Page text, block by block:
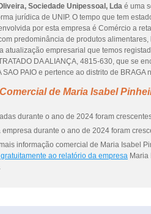
Sociedade Unipessoal, Lda é uma
jurídica de UNIP. O tempo que tem
por esta empresa é Comércio a
predominância de produtos
atualização empresarial que temos
DA ALIANÇA, 4815-630, que se
SAO PAIO e pertence ao distrito de BRAGA
de Maria Isabel
durante o ano de 2024 foram
empresa durante o ano de 2024 foram
informação comercial de Maria Isabel
ao relatório da empresa Maria